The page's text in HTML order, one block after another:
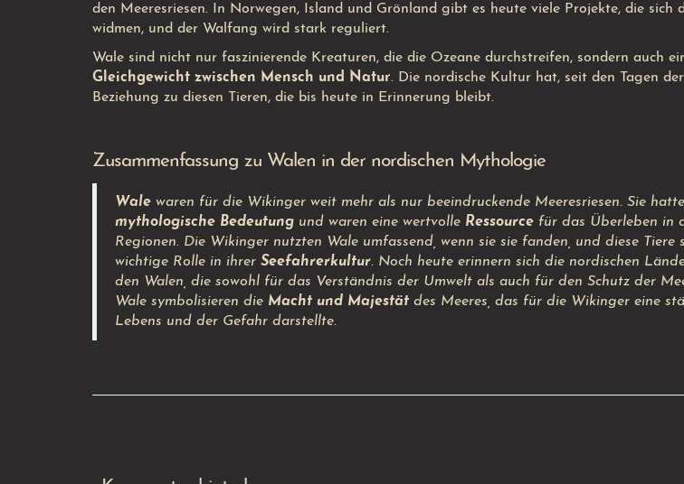
den Meeresriesen. In Norwegen, Island und Grönland gibt es heute viele Projekte, die sich
widmen, und der Walfang wird stark reguliert.
Wale sind nicht nur faszinierende Kreaturen, die die Ozeane durchstreifen, sondern auch
Gleichgewicht zwischen Mensch und Natur. Die nordische Kultur hat, seit den Tagen
Beziehung zu diesen Tieren, die bis heute in Erinnerung bleibt.
Zusammenfassung zu Walen in der nordischen Mythologie
Wale waren für die Wikinger weit mehr als nur beeindruckende Meeresriesen. Sie
mythologische Bedeutung und waren eine wertvolle Ressource für das Überleben in
Regionen. Die Wikinger nutzten Wale umfassend, wenn sie sie fanden, und diese Tiere
wichtige Rolle in ihrer Seefahrerkultur. Noch heute erinnern sich die nordischen
den Walen, die sowohl für das Verständnis der Umwelt als auch für den Schutz der
Wale symbolisieren die Macht und Majestät des Meeres, das für die Wikinger eine
Lebens und der Gefahr darstellte.